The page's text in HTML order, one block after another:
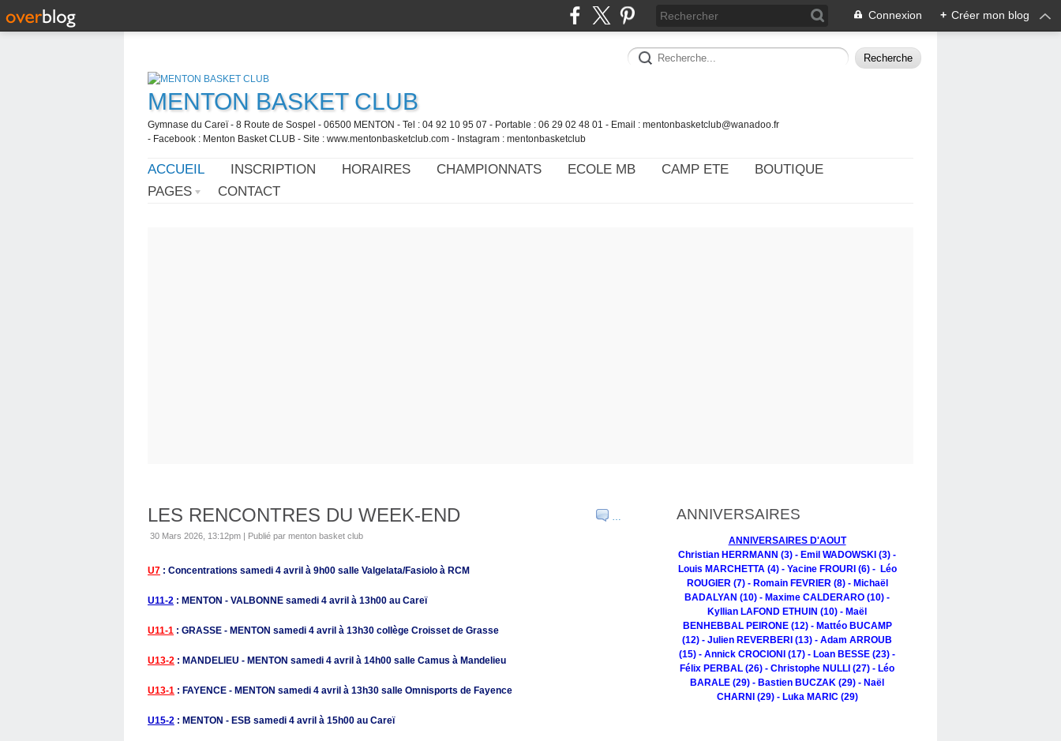
Connexion + Créer mon blog
MENTON BASKET CLUB
Gymnase du Careï - 8 Route de Sospel - 06500 MENTON - Tel : 04 92 10 95 07 - Portable : 06 29 02 48 01 - Email : mentonbasketclub@wanadoo.fr
- Facebook : Menton Basket CLUB - Site : www.mentonbasketclub.com - Instagram : mentonbasketclub
ACCUEIL INSCRIPTION HORAIRES CHAMPIONNATS ECOLE MB CAMP ETE
BOUTIQUE
PAGES
CONTACT
…
LES RENCONTRES DU WEEK-END
30 Mars 2026, 13:12pm | Publié par menton basket club
U7 : Concentrations samedi 4 avril à 9h00 salle Valgelata/Fasiolo à RCM
U11-2 : MENTON - VALBONNE samedi 4 avril à 13h00 au Careï
U11-1 : GRASSE - MENTON samedi 4 avril à 13h30 collège Croisset de Grasse
U13-2 : MANDELIEU - MENTON samedi 4 avril à 14h00 salle Camus à Mandelieu
U13-1 : FAYENCE - MENTON samedi 4 avril à 13h30 salle Omnisports de Fayence
U15-2 : MENTON - ESB samedi 4 avril à 15h00 au Careï
ANNIVERSAIRES
ANNIVERSAIRES D'AOUT
Christian HERRMANN (3) - Emil WADOWSKI (3) -
Louis MARCHETTA (4) - Yacine FROURI (6) - Léo
ROUGIER (7) - Romain FEVRIER (8) - Michaël
BADALYAN (10) - Maxime CALDERARO (10) -
Kyllian LAFOND ETHUIN (10) - Maël
BENHEBBAL PEIRONE (12) - Mattéo BUCAMP
(12) - Julien REVERBERI (13) - Adam ARROUB
(15) - Annick CROCIONI (17) - Loan BESSE (23) -
Félix PERBAL (26) - Christophe NULLI (27) - Léo
BARALE (29) - Bastien BUCZAK (29) - Naël
CHARNI (29) - Luka MARIC (29)